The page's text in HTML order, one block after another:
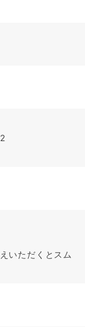
いただくとスム